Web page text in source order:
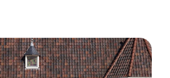
Naast wandelen
boerderijen bezoeken of genieten van
door het platteland slingeren.
vinden ook hun geluk in de buurt, met